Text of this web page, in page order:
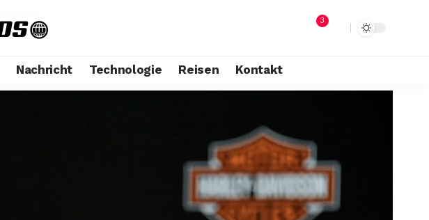
3
Nachricht Technologie Reisen Kontakt